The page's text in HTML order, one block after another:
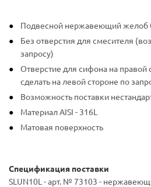
Подвесной нержавеющий желоб
Без отверстия для смесителя
запросу)
Отверстие для сифона на
сделать на левой стороне по
Возможность поставки
Материал AISI - 316L
Матовая поверхность
Спецификация поставки
SLUN10L - арт. № 73103 -